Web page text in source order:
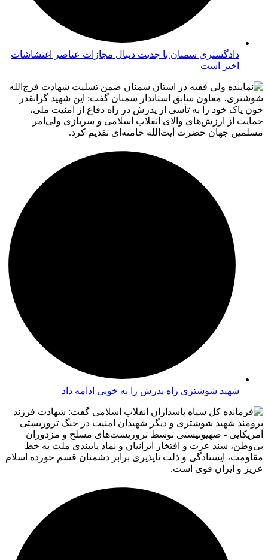
دادگستری سمنان با جدیت دنبال مجازات عناصر اغتشاشات
اخیر است
شهید شوشتری راه پدرش را به خوبی ادامه داد